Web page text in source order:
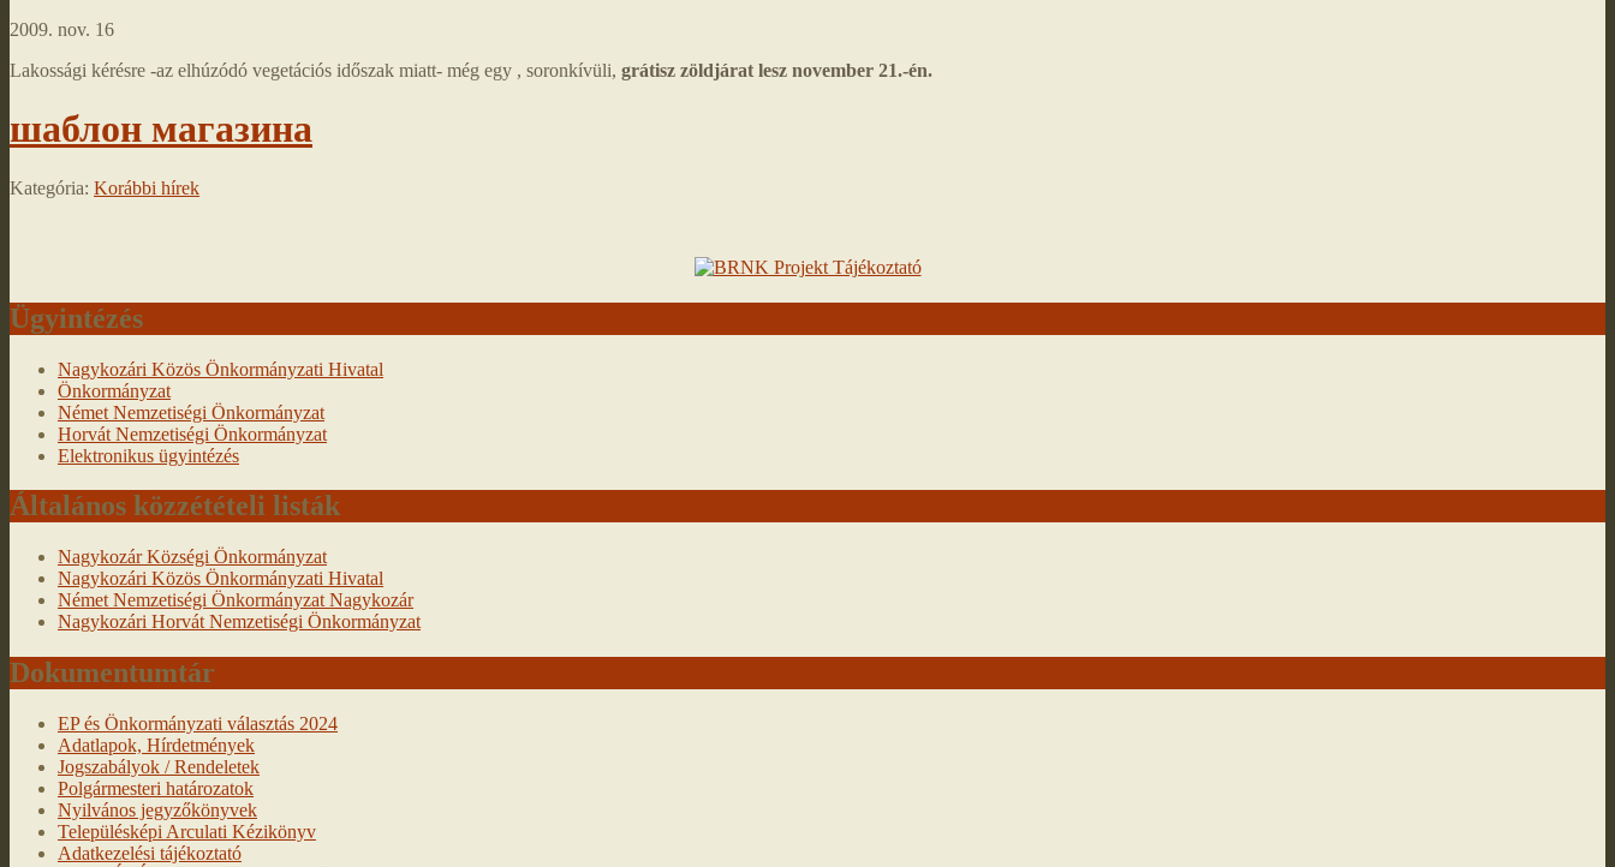
2009. nov. 16
Lakossági kérésre -az elhúzódó vegetációs időszak miatt- még egy , soronkívüli, grátisz zöldjárat lesz november 21.-én.
шаблон магазина
Kategória: Korábbi hírek
Ügyintézés
Nagykozári Közös Önkormányzati Hivatal
Önkormányzat
Német Nemzetiségi Önkormányzat
Horvát Nemzetiségi Önkormányzat
Elektronikus ügyintézés
Általános közzétételi listák
Nagykozár Községi Önkormányzat
Nagykozári Közös Önkormányzati Hivatal
Német Nemzetiségi Önkormányzat Nagykozár
Nagykozári Horvát Nemzetiségi Önkormányzat
Dokumentumtár
EP és Önkormányzati választás 2024
Adatlapok, Hírdetmények
Jogszabályok / Rendeletek
Polgármesteri határozatok
Nyilvános jegyzőkönyvek
Településképi Arculati Kézikönyv
Adatkezelési tájékoztató